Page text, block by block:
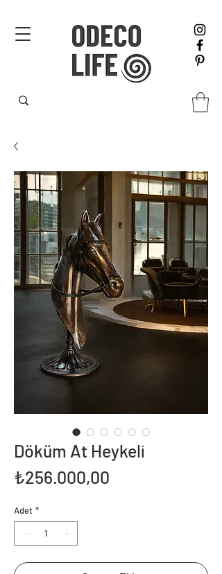
Döküm At Heykeli
₺256.000,00
Adet *